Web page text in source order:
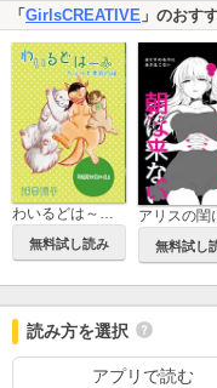
「 GirlsCREATIVE 」のおす
無料試し読み 無料試し
読み方を選択
アプリで読む